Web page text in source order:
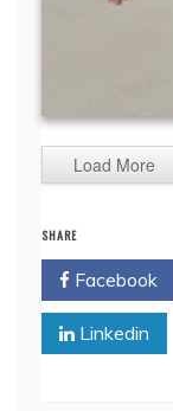
Load More
SHARE
Facebook
Linkedin